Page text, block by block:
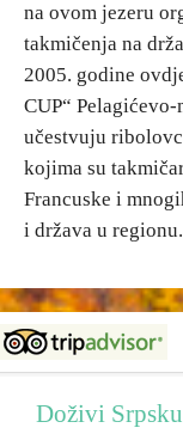
Video
E-Brochure
Otkrij Srpsku
na ovom jezeru
takmičenja na
2005. godine
CUP“
učestvuju
kojima su
Francuske i
i država u regionu.
Doživi Srpsku